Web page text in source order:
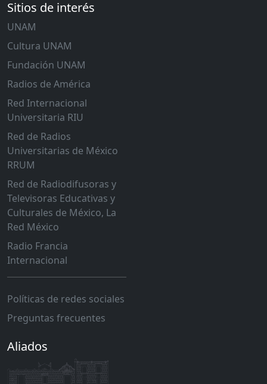
Sitios de interés
UNAM
Cultura UNAM
Fundación UNAM
Radios de América
Red Internacional
Universitaria RIU
Red de Radios
Universitarias de México
RRUM
Red de Radiodifusoras y
Televisoras Educativas y
Culturales de México, La
Red México
Radio Francia
Internacional
Políticas de redes sociales
Preguntas frecuentes
Aliados